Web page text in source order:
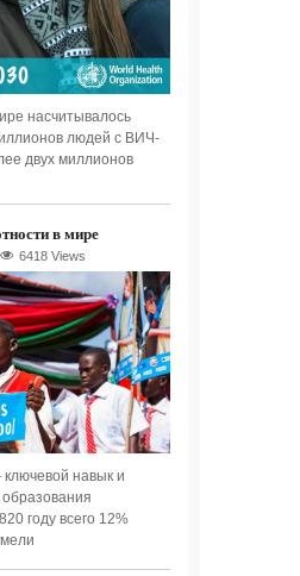
насчитывалось
людей с ВИЧ-
двух миллионов
в мире
6418 Views
навык и
году всего 12%